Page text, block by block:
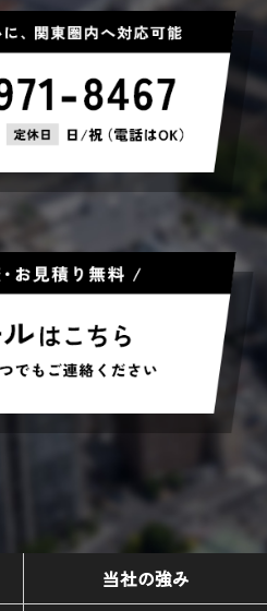
当社の強み